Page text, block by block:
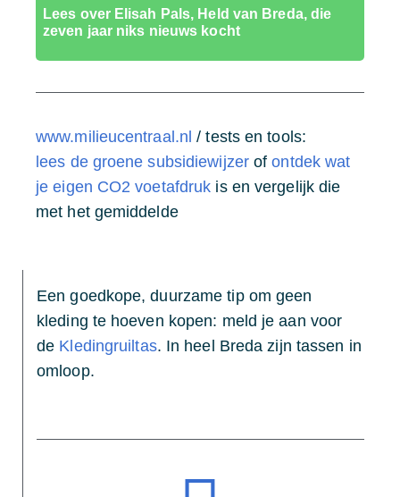
Lees over Elisah Pals, Held van Breda, die
zeven jaar niks nieuws kocht
www.milieucentraal.nl / tests en tools:
lees de groene subsidiewijzerofontdek wat
je eigen CO2 voetafdruk is en vergelijk die
met het gemiddelde
Een goedkope, duurzame tip om geen
kleding te hoeven kopen: meld je aan voor
de Kledingruiltas. In heel Breda zijn tassen in
omloop.